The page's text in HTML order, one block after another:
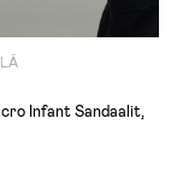
Infant Sandaalit,